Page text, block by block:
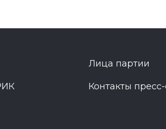
Лица партии
Контакты